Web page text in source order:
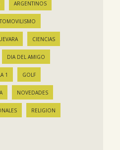
ARGENTINOS
CIENCIAS
DIA DEL AMIGO
1 GOLF
NOVEDADES
RELIGION